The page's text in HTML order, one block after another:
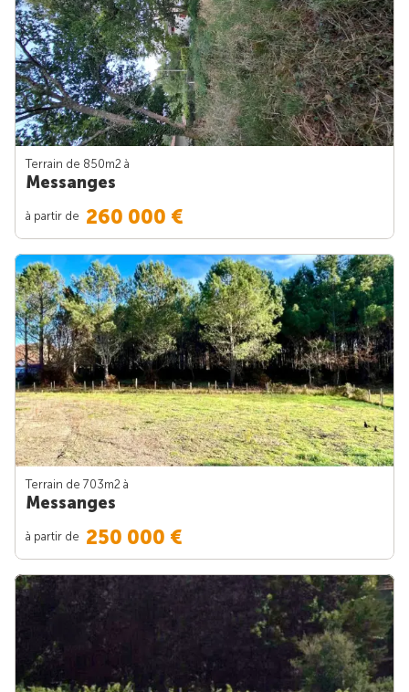
Terrain de 850m2 à
Messanges
à partir de 260 000 €
Terrain de 703m2 à
Messanges
à partir de 250 000 €